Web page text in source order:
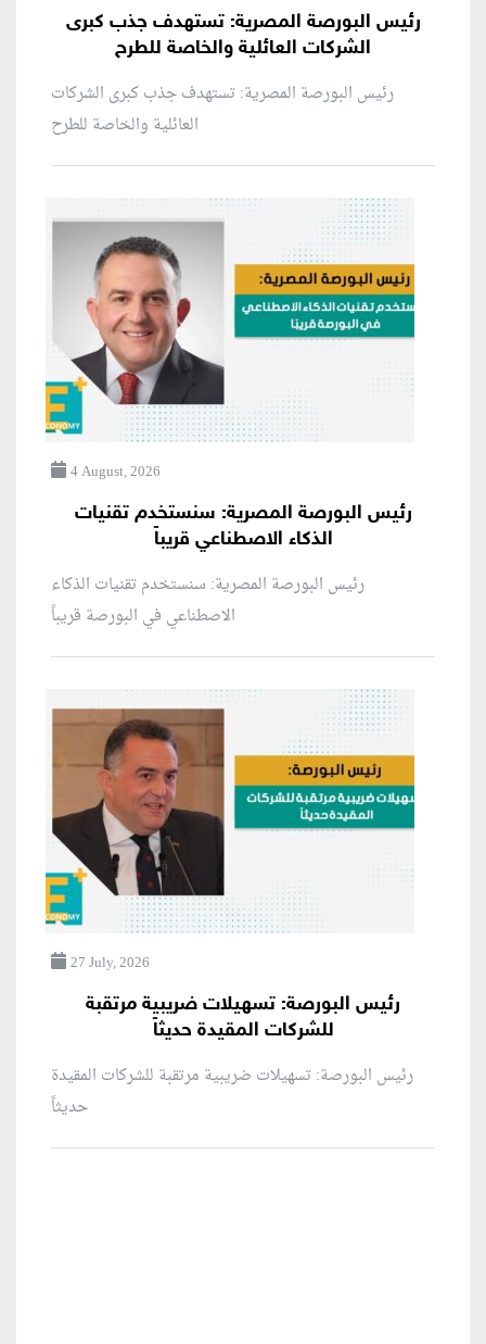
رئيس البورصة المصرية: تستهدف جذب كبرى
الشركات العائلية والخاصة للطرح
رئيس البورصة المصرية: تستهدف جذب كبرى الشركات
العائلية والخاصة للطرح
4 August, 2026
رئيس البورصة المصرية: سنستخدم تقنيات
الذكاء الاصطناعي قريباً
رئيس البورصة المصرية: سنستخدم تقنيات الذكاء
الاصطناعي في البورصة قريباً
27 July, 2026
رئيس البورصة: تسهيلات ضريبية مرتقبة
للشركات المقيدة حديثاً
رئيس البورصة: تسهيلات ضريبية مرتقبة للشركات المقيدة